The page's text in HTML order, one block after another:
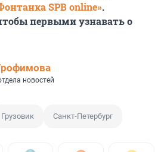
SPB online».
первыми узнавать о
новостей
Грузовик Санкт-Петербург